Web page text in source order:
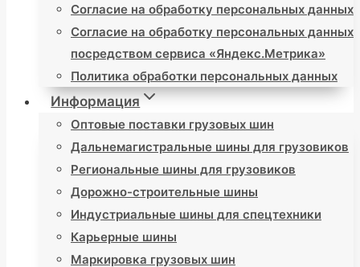
Согласие на обработку персональных данных
Согласие на обработку персональных данных
посредством сервиса «Яндекс.Метрика»
Политика обработки персональных данных
Информация
Оптовые поставки грузовых шин
Дальнемагистральные шины для грузовиков
Региональные шины для грузовиков
Дорожно-строительные шины
Индустриальные шины для спецтехники
Карьерные шины
Маркировка грузовых шин